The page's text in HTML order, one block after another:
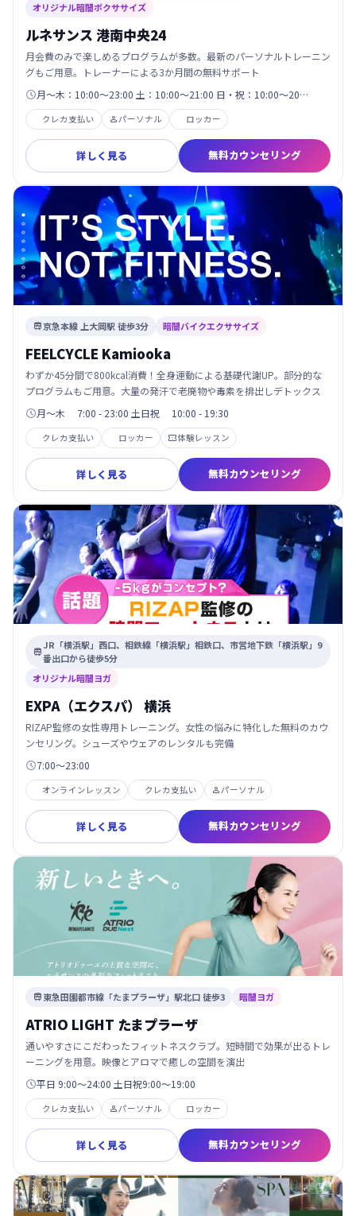
オリジナル暗闇ボクササイズ
ルネサンス 港南中央24
月会費のみで楽しめるプログラムが多数。最新のパーソナルトレーニン
グもご用意。トレーナーによる3か月間の無料サポート
月～木：10:00～23:00 土：10:00～21:00 日・祝：10:00～20…
クレカ支払い パーソナル ロッカー
詳しく見る 無料カウンセリング
京急本線 上大岡駅 徒歩3分 暗闇バイクエクササイズ
FEELCYCLE Kamiooka
わずか45分間で800kcal消費！全身運動による基礎代謝UP。部分的な
プログラムもご用意。大量の発汗で老廃物や毒素を排出しデトックス
月～木 7:00 - 23:00 土日祝 10:00 - 19:30
クレカ支払い ロッカー 体験レッスン
詳しく見る 無料カウンセリング

JR「横浜駅」西口、相鉄線「横浜駅」相鉄口、市営地下鉄「横浜駅」9
番出口から徒歩5分
オリジナル暗闇ヨガ
EXPA（エクスパ） 横浜
RIZAP監修の女性専用トレーニング。女性の悩みに特化した無料のカウ
ンセリング。シューズやウェアのレンタルも完備
7:00〜23:00
オンラインレッスン クレカ支払い パーソナル
詳しく見る 無料カウンセリング
 東急田園都市線「たまプラーザ」駅北口 徒歩3 暗闇ヨガ
ATRIO LIGHT たまプラーザ
通いやすさにこだわったフィットネスクラブ。短時間で効果が出るトレ
ーニングを用意。映像とアロマで癒しの空間を演出
平日 9:00～24:00 土日祝9:00～19:00
クレカ支払い パーソナル ロッカー
詳しく見る 無料カウンセリング